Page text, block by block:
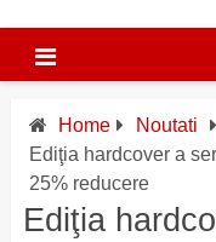
Home
Noutati
Ediţia hardcover a
25% reducere
Ediţia